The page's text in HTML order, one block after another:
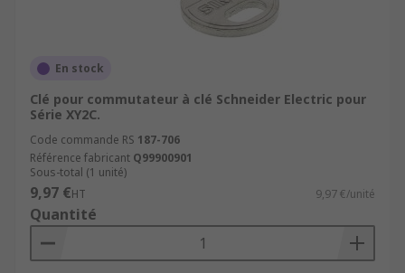
En stock
Clé pour commutateur à clé Schneider Electric pour
Série XY2C.
Code commande RS 187-706
Référence fabricant Q99900901
Sous-total (1 unité)
9,97 €HT 9,97 €/unité
Quantité